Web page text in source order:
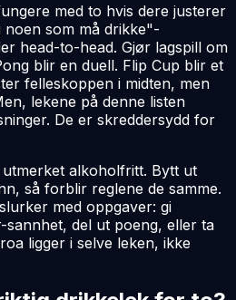
med to hvis dere justerer
som må drikke"-
head-to-head. Gjør lagspill om
blir en duell. Flip Cup blir et
felleskoppen i midten, men
lekene på denne listen
De er skreddersydd for
alkoholfritt. Bytt ut
så forblir reglene de samme.
med oppgaver: gi
del ut poeng, eller ta
ligger i selve leken, ikke